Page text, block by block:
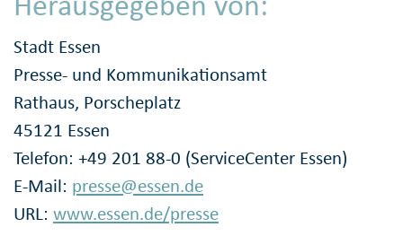
Stadt Essen
Presse- und Kommunikationsamt
Rathaus, Porscheplatz
45121 Essen
Telefon: +49 201 88-0 (ServiceCenter Essen)
E-Mail: presse@essen.de
URL: www.essen.de/presse